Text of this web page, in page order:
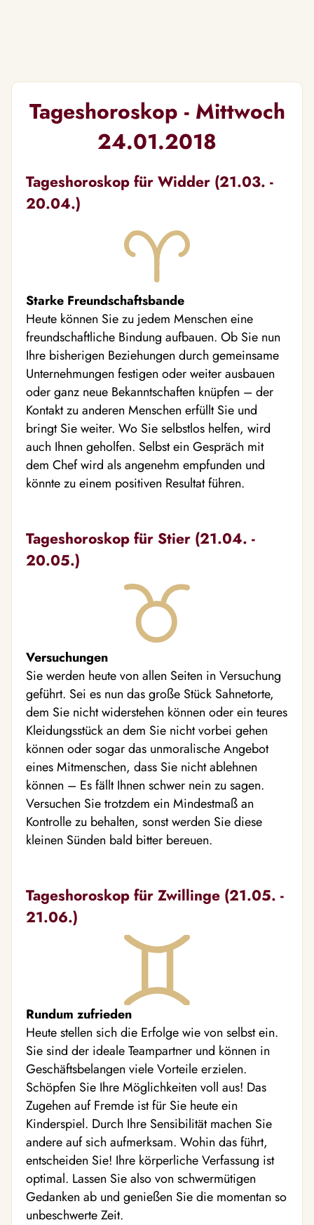
Tageshoroskop - Mittwoch
24.01.2018
Tageshoroskop für Widder (21.03. -
20.04.)
Starke Freundschaftsbande
Heute können Sie zu jedem Menschen eine
freundschaftliche Bindung aufbauen. Ob Sie nun
Ihre bisherigen Beziehungen durch gemeinsame
Unternehmungen festigen oder weiter ausbauen
oder ganz neue Bekanntschaften knüpfen – der
Kontakt zu anderen Menschen erfüllt Sie und
bringt Sie weiter. Wo Sie selbstlos helfen, wird
auch Ihnen geholfen. Selbst ein Gespräch mit
dem Chef wird als angenehm empfunden und
könnte zu einem positiven Resultat führen.
Tageshoroskop für Stier (21.04. -
20.05.)
Versuchungen
Sie werden heute von allen Seiten in Versuchung
geführt. Sei es nun das große Stück Sahnetorte,
dem Sie nicht widerstehen können oder ein teures
Kleidungsstück an dem Sie nicht vorbei gehen
können oder sogar das unmoralische Angebot
eines Mitmenschen, dass Sie nicht ablehnen
können – Es fällt Ihnen schwer nein zu sagen.
Versuchen Sie trotzdem ein Mindestmaß an
Kontrolle zu behalten, sonst werden Sie diese
kleinen Sünden bald bitter bereuen.
Tageshoroskop für Zwillinge (21.05. -
21.06.)
Rundum zufrieden
Heute stellen sich die Erfolge wie von selbst ein.
Sie sind der ideale Teampartner und können in
Geschäftsbelangen viele Vorteile erzielen.
Schöpfen Sie Ihre Möglichkeiten voll aus! Das
Zugehen auf Fremde ist für Sie heute ein
Kinderspiel. Durch Ihre Sensibilität machen Sie
andere auf sich aufmerksam. Wohin das führt,
entscheiden Sie! Ihre körperliche Verfassung ist
optimal. Lassen Sie also von schwermütigen
Gedanken ab und genießen Sie die momentan so
unbeschwerte Zeit.